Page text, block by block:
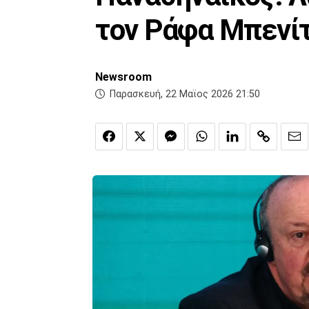
τον Ράφα
Newsroom
Παρασκευή, 22 Μαϊος 2026 21:50